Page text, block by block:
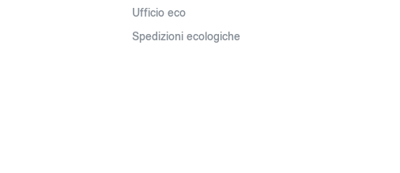
Ufficio eco
Spedizioni ecologiche